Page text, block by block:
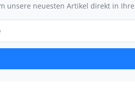
unsere neuesten Artikel direkt in